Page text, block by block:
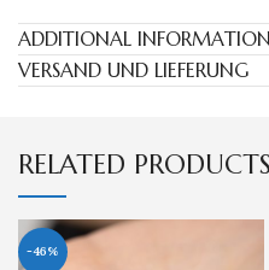
ADDITIONAL INFORMATION
VERSAND UND LIEFERUNG
RELATED PRODUCTS
-46%